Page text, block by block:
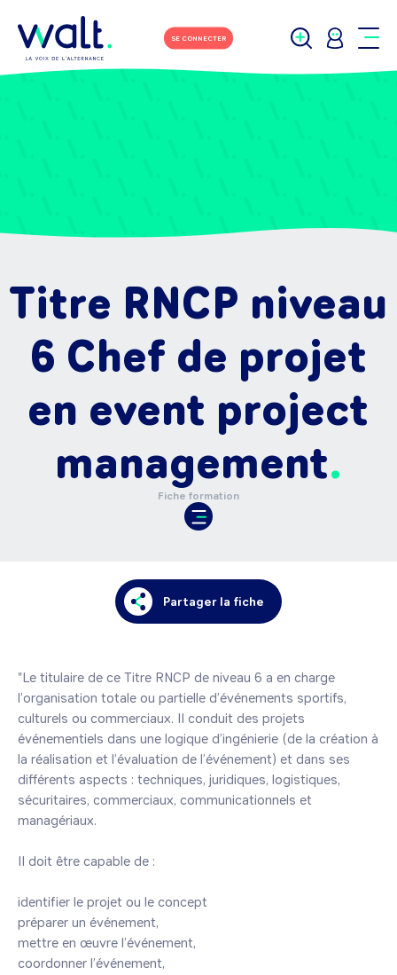
SE CONNECTER
Titre RNCP niveau
6 Chef de projet
en event project
management
Fiche formation
Partager la fiche
"Le titulaire de ce Titre RNCP de niveau 6 a en charge
l’organisation totale ou partielle d’événements sportifs,
culturels ou commerciaux. Il conduit des projets
événementiels dans une logique d’ingénierie (de la création à
la réalisation et l’évaluation de l’événement) et dans ses
différents aspects : techniques, juridiques, logistiques,
sécuritaires, commerciaux, communicationnels et
managériaux.
Il doit être capable de :
identifier le projet ou le concept
préparer un événement,
mettre en œuvre l’événement,
coordonner l’événement,